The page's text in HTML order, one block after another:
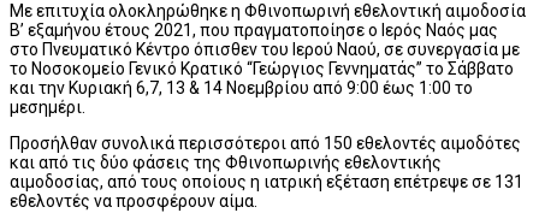
Με επιτυχία ολοκληρώθηκε η Φθινοπωρινή εθελοντική αιμοδοσία
Β’ εξαμήνου έτους 2021, που πραγματοποίησε ο Ιερός Ναός μας
στο Πνευματικό Κέντρο όπισθεν του Ιερού Ναού, σε συνεργασία με
το Νοσοκομείο Γενικό Κρατικό “Γεώργιος Γεννηματάς” το Σάββατο
και την Κυριακή 6,7, 13 & 14 Νοεμβρίου από 9:00 έως 1:00 το
μεσημέρι.
Προσήλθαν συνολικά περισσότεροι από 150 εθελοντές αιμοδότες
και από τις δύο φάσεις της Φθινοπωρινής εθελοντικής
αιμοδοσίας, από τους οποίους η ιατρική εξέταση επέτρεψε σε 131
εθελοντές να προσφέρουν αίμα.